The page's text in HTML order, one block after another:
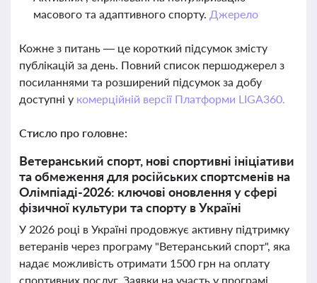
масового та адаптивного спорту. Джерело
Кожне з питань — це короткий підсумок змісту
публікацій за день. Повний список першоджерел з
посиланнями та розширений підсумок за добу
доступні у комерційній версії Платформи LIGA360.
Стисло про головне:
Ветеранський спорт, нові спортивні ініціативи
та обмеження для російських спортсменів на
Олімпіаді-2026: ключові оновлення у сфері
фізичної культури та спорту в Україні
У 2026 році в Україні продовжує активну підтримку
ветеранів через програму "Ветеранський спорт", яка
надає можливість отримати 1500 грн на оплату
спортивних послуг. Заявки на участь у програмі